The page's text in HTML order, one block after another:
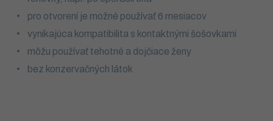
pro otvorení je možné používať 6 mesiacov
vynikajúca kompatibilita s kontaktnými šošovkami
môžu používať tehotné a dojčiace ženy
bez konzervačných látok